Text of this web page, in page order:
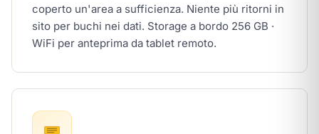
coperto un'area a sufficienza. Niente più ritorni in
sito per buchi nei dati. Storage a bordo 256 GB ·
WiFi per anteprima da tablet remoto.